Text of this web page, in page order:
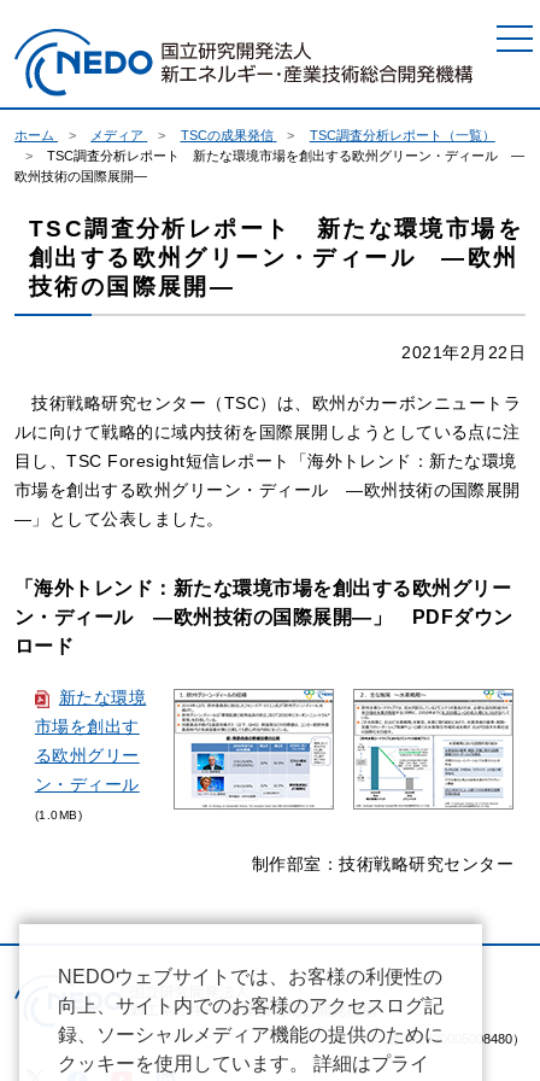
ホーム メディア TSCの成果発信
TSC調査分析レポート（一覧）
TSC調査分析レポート 新たな環境市場を創出する欧州グリーン・ディール ―
欧州技術の国際展開―
TSC調査分析レポート 新たな環境市場を
創出する欧州グリーン・ディール ―欧州
技術の国際展開―
2021年2月22日
技術戦略研究センター（TSC）は、欧州がカーボンニュートラ
ルに向けて戦略的に域内技術を国際展開しようとしている点に注
目し、TSC Foresight短信レポート「海外トレンド：新たな環境
市場を創出する欧州グリーン・ディール ―欧州技術の国際展開
―」として公表しました。
「海外トレンド：新たな環境市場を創出する欧州グリー
ン・ディール ―欧州技術の国際展開―」 PDFダウン
ロード
新たな環境
市場を創出す
る欧州グリー
ン・ディール
(1.0MB)
制作部室：技術戦略研究センター
（法人番号 2020005008480）
NEDOウェブサイトでは、お客様の利便性の
向上、サイト内でのお客様のアクセスログ記
録、ソーシャルメディア機能の提供のために
クッキーを使用しています。 詳細はプライ